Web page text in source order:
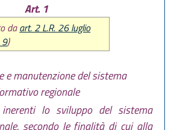
Art. 1
daart. 2 L.R. 26 luglio
)
e manutenzione del sistema
regionale
lo sviluppo del sistema
secondo le finalità di cui alla